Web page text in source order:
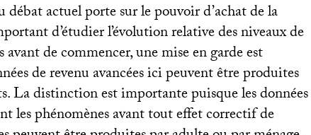
débat actuel porte sur le pouvoir d’achat de la
d’étudier l’évolution relative des niveaux de
de commencer, une mise en garde est
de revenu avancées ici peuvent être produites
La distinction est importante puisque les données
les phénomènes avant tout effet correctif de